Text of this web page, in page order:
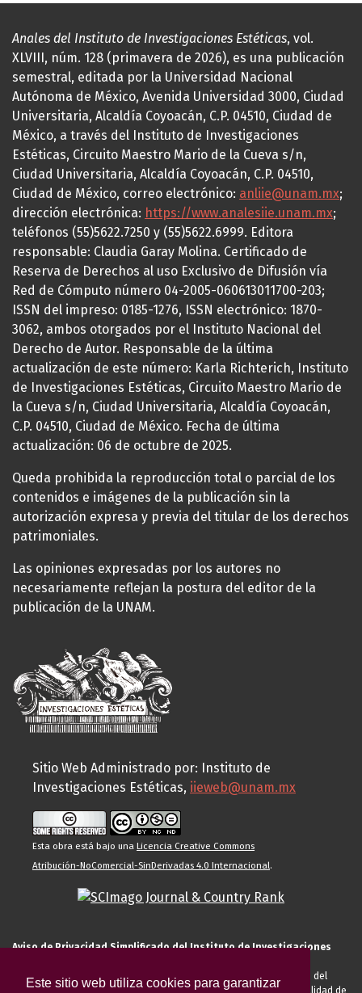
Este sitio web utiliza cookies para garantizar
Anales del Instituto de Investigaciones Estéticas, vol.
XLVIII, núm. 128 (primavera de 2026), es una publicación
semestral, editada por la Universidad Nacional
Autónoma de México, Avenida Universidad 3000, Ciudad
Universitaria, Alcaldía Coyoacán, C.P. 04510, Ciudad de
México, a través del Instituto de Investigaciones
Estéticas, Circuito Maestro Mario de la Cueva s/n,
Ciudad Universitaria, Alcaldía Coyoacán, C.P. 04510,
Ciudad de México, correo electrónico: anliie@unam.mx;
dirección electrónica: https://www.analesiie.unam.mx;
teléfonos (55)5622.7250 y (55)5622.6999. Editora
responsable: Claudia Garay Molina. Certificado de
Reserva de Derechos al uso Exclusivo de Difusión vía
Red de Cómputo número 04-2005-060613011700-203;
ISSN del impreso: 0185-1276, ISSN electrónico: 1870-
3062, ambos otorgados por el Instituto Nacional del
Derecho de Autor. Responsable de la última
actualización de este número: Karla Richterich, Instituto
de Investigaciones Estéticas, Circuito Maestro Mario de
la Cueva s/n, Ciudad Universitaria, Alcaldía Coyoacán,
C.P. 04510, Ciudad de México. Fecha de última
actualización: 06 de octubre de 2025.
Queda prohibida la reproducción total o parcial de los
contenidos e imágenes de la publicación sin la
autorización expresa y previa del titular de los derechos
patrimoniales.
Las opiniones expresadas por los autores no
necesariamente reflejan la postura del editor de la
publicación de la UNAM.
Sitio Web Administrado por: Instituto de
Investigaciones Estéticas, iieweb@unam.mx
Esta obra está bajo una Licencia Creative Commons
Atribución-NoComercial-SinDerivadas 4.0 Internacional.
Aviso de Privacidad Simplificado del Instituto de Investigaciones
El Instituto de Investigaciones Estéticas de la UNAM, es responsable del
tratamiento de sus datos personales para el registro de usted en calidad de